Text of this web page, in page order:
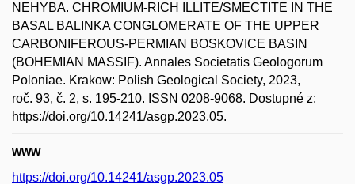
NEHYBA. CHROMIUM-RICH ILLITE/SMECTITE IN THE
BASAL BALINKA CONGLOMERATE OF THE UPPER
CARBONIFEROUS-PERMIAN BOSKOVICE BASIN
(BOHEMIAN MASSIF). Annales Societatis Geologorum
Poloniae. Krakow: Polish Geological Society, 2023,
roč. 93, č. 2, s. 195-210. ISSN 0208-9068. Dostupné z:
https://doi.org/10.14241/asgp.2023.05.
www
https://doi.org/10.14241/asgp.2023.05